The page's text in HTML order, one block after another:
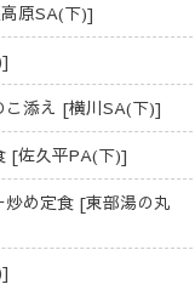
原SA(下)]
添え [横川SA(下)]
[佐久平PA(下)]
め定食 [東部湯の丸